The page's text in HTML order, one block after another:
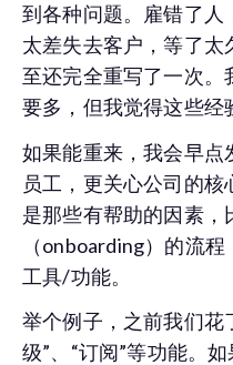
到各种问题。雇错了人
太差失去客户，等了
至还完全重写了一次。
要多，但我觉得这些经
如果能重来，我会早点
员工，更关心公司的核
是那些有帮助的因素，
（onboarding）的流
工具/功能。
举个例子，之前我们花
级”、“订阅”等功能。